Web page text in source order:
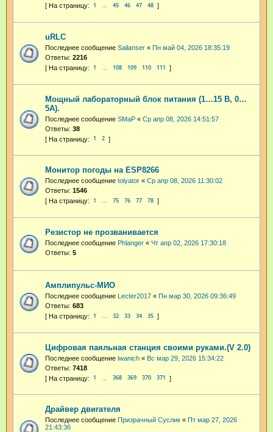
1 … 45 46 47 48
uRLC
Последнее сообщение Sailanser « Пн май 04, 2026 18:35:19
Ответы: 2216
1 … 108 109 110 111
Мощный лабораторный блок питания (1…15 В, 0…
5А).
Последнее сообщение SMaP « Ср апр 08, 2026 14:51:57
Ответы: 38
1 2
Монитор погоды на ESP8266
Последнее сообщение tolyator « Ср апр 08, 2026 11:30:02
Ответы: 1546
1 … 75 76 77 78
Резистор не прозванивается
Последнее сообщение Phlanger « Чт апр 02, 2026 17:30:18
Ответы: 5
Амплипульс-МИО
Последнее сообщение Lecter2017 « Пн мар 30, 2026 09:36:49
Ответы: 683
1 32 33 34 35
Цифровая паяльная станция своими руками.(V 2.0)
Последнее сообщение iwanich « Вс мар 29, 2026 15:34:22
Ответы: 7418
1 368 369 370 371
Драйвер двигателя
Последнее сообщение Призрачный Суслик « Пт мар 27, 2026
21:43:36